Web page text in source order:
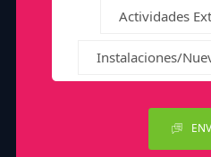
Actividades
Instalaciones/